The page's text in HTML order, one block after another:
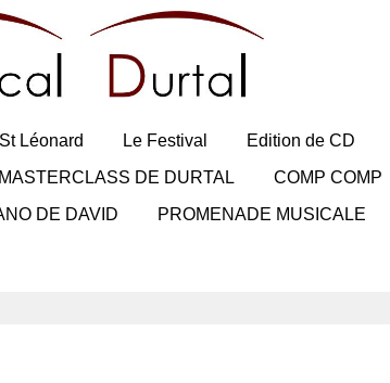
Léonard Le Festival
Edition de CD
MASTERCLASS DE DURTAL
COMP COMP
DE DAVID
PROMENADE MUSICALE